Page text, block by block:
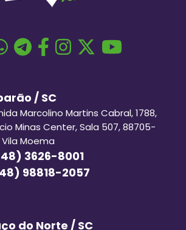
/ SC
Marcolino Martins Cabral, 1788,
Minas Center, Sala 507, 88705-
Vila Moema
3626-8001
98818-2057
do Norte / SC